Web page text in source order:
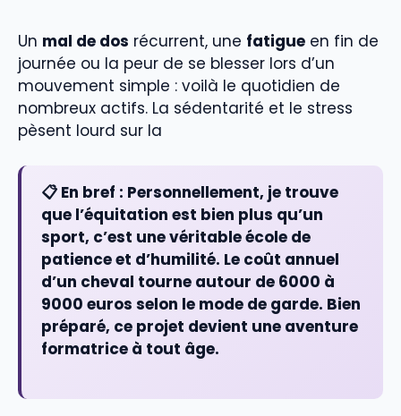
Un mal de dos récurrent, une fatigue en fin de
journée ou la peur de se blesser lors d’un
mouvement simple : voilà le quotidien de
nombreux actifs. La sédentarité et le stress
pèsent lourd sur la
📋 En bref : Personnellement, je trouve
que l’équitation est bien plus qu’un
sport, c’est une véritable école de
patience et d’humilité. Le coût annuel
d’un cheval tourne autour de 6000 à
9000 euros selon le mode de garde. Bien
préparé, ce projet devient une aventure
formatrice à tout âge.